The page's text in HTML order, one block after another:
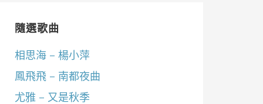
隨選歌曲
相思海 – 楊小萍
鳳飛飛 – 南都夜曲
尤雅 – 又是秋季